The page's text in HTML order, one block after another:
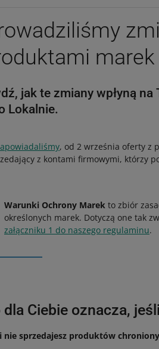
jak te zmiany wpłyną
Lokalnie.
, od 2 września oferty z
z kontami firmowymi, którzy
Warunki Ochrony Marek to zbiór
określonych marek. Dotyczą one tak
załączniku 1 do naszego regulaminu.
dla Ciebie oznacza,
nie sprzedajesz produktów